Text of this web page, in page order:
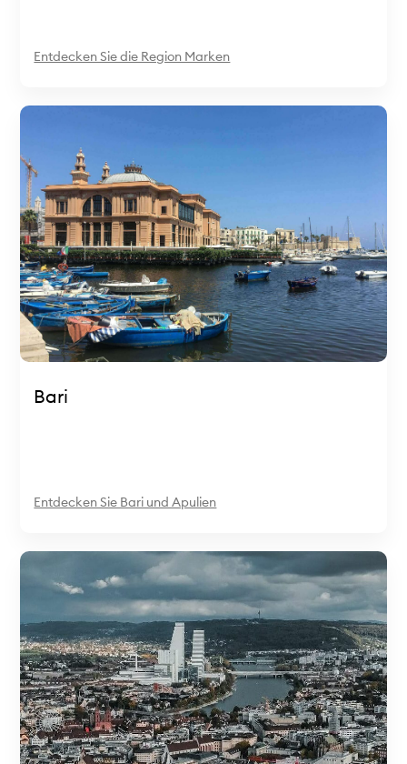
Entdecken Sie die Region Marken
Bari
Entdecken Sie Bari und Apulien